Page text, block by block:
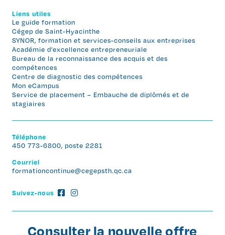
Liens utiles
Le guide formation
Cégep de Saint-Hyacinthe
SYNOR, formation et services-conseils aux entreprises
Académie d’excellence entrepreneuriale
Bureau de la reconnaissance des acquis et des
compétences
Centre de diagnostic des compétences
Mon eCampus
Service de placement – Embauche de diplômés et de
stagiaires
Téléphone
450 773-6800, poste 2281
Courriel
formationcontinue@cegepsth.qc.ca
Suivez-nous
Consulter la nouvelle offre